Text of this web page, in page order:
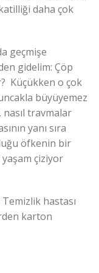
daha çok
geçmişe
gidelim: Çöp
Küçükken o çok
büyüyemez
nasıl travmalar
yanı sıra
öfkenin bir
çiziyor
hastası
karton